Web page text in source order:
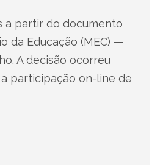
a partir do documento
da Educação (MEC) —
A decisão ocorreu
participação on-line de